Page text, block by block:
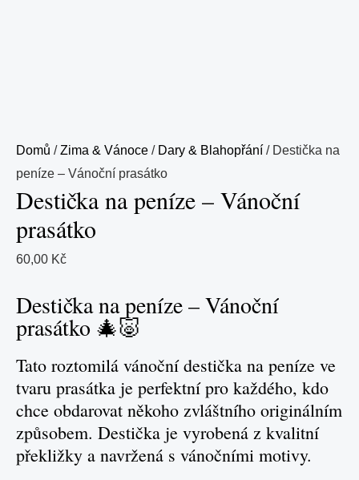
Domů /Zima & Vánoce / Dary & Blahopřání / Destička na
peníze – Vánoční prasátko
Destička na peníze – Vánoční
prasátko
60,00 Kč
Destička na peníze – Vánoční
prasátko 🎄🐷
Tato roztomilá vánoční destička na peníze ve
tvaru prasátka je perfektní pro každého, kdo
chce obdarovat někoho zvláštního originálním
způsobem. Destička je vyrobená z kvalitní
překližky a navržená s vánočními motivy.